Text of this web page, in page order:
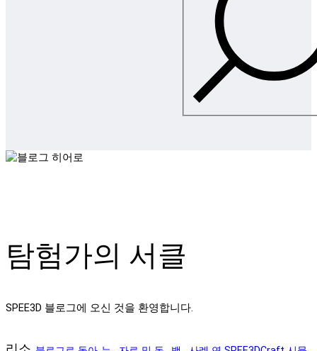
탐험가의 서클
SPEE3D 블로그에 오신 것을 환영합니다.